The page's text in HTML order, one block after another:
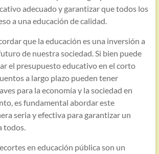
adecuado y garantizar que todos los
a una educación de calidad.
que la educación es una inversión a
de nuestra sociedad. Si bien puede
el presupuesto educativo en el corto
a largo plazo pueden tener
para la economía y la sociedad en
es fundamental abordar este
seria y efectiva para garantizar un
todos.
en educación pública son un